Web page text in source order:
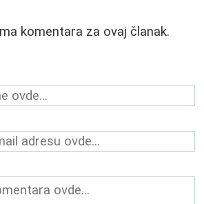
komentara za ovaj članak.